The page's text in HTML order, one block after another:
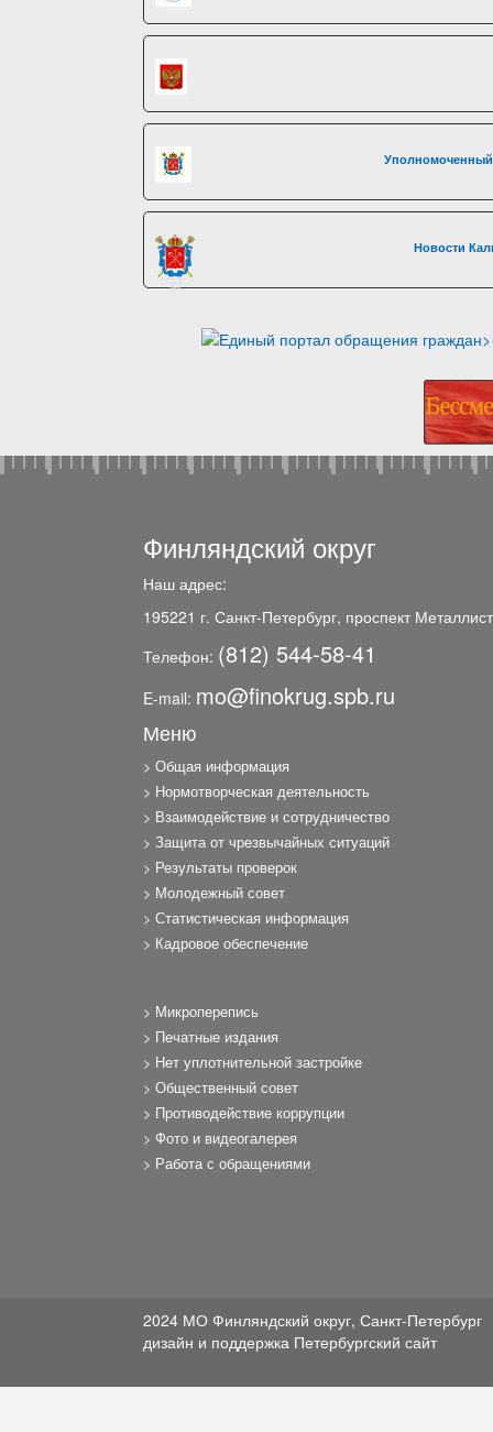
Уполномоченный
Новости
Финляндский округ
Наш адрес:
195221 г. Санкт-Петербург, проспект
Телефон: (812) 544-58-41
E-mail: mo@finokrug.spb.ru
Меню
Общая информация
Нормотворческая деятельность
Взаимодействие и сотрудничество
Защита от чрезвычайных ситуаций
Результаты проверок
Молодежный совет
Статистическая информация
Кадровое обеспечение
Микроперепись
Печатные издания
Нет уплотнительной застройке
Общественный совет
Противодействие коррупции
Фото и видеогалерея
Работа с обращениями
2024 МО Финляндский округ, Санкт-Петербург
дизайн и поддержка Петербургский сайт